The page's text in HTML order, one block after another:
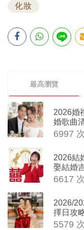
化妝
最高瀏覽
2026婚
婚歌曲
6997
2026結
娶結婚
擇日結
6617
2026/
擇日攻
沖生肖
5579